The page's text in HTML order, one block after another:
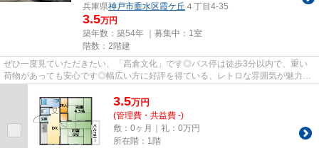
兵庫県神戸市垂水区霞ケ丘 ４丁目4-35
3.5万円
築年数：築54年 ｜募集中： 1室
階数：2階建
ぜひ一度見ていただきたい、「高倉文化」です◎バス停は徒歩3分以内で、重い
荷物があっても安心です◎幅広い方に好評を得ている、レトロな雰囲気が魅力の
3.5万円
(管理費・共益費 -)
敷：0ヶ月｜礼：0万円
所在階：1階